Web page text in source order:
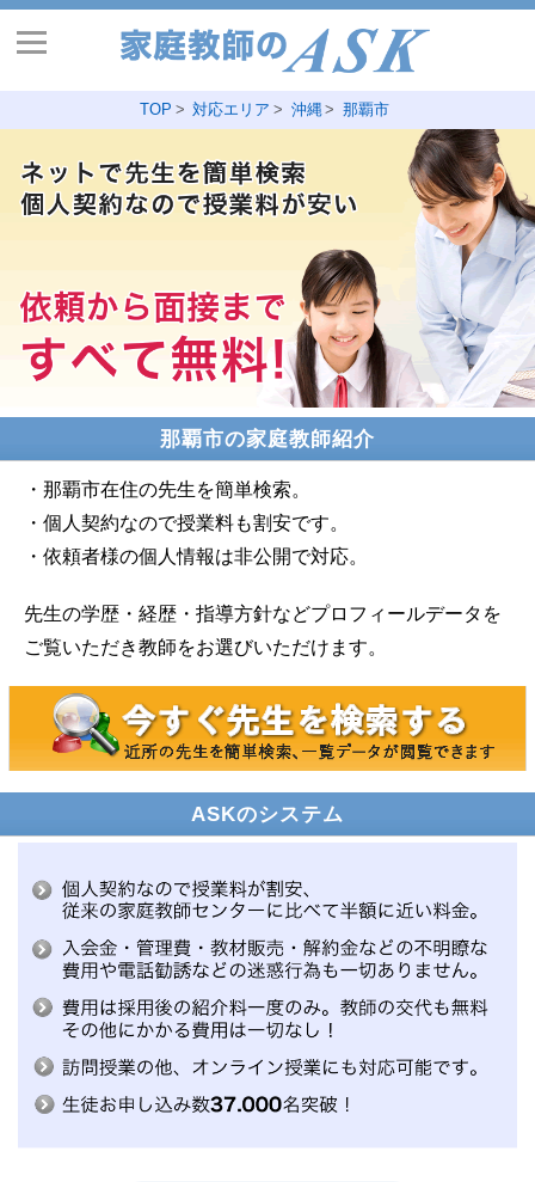
TOP 対応エリア 沖縄 那覇市
那覇市の家庭教師紹介
・那覇市在住の先生を簡単検索。
・個人契約なので授業料も割安です。
・依頼者様の個人情報は非公開で対応。
先生の学歴・経歴・指導方針などプロフィールデータを
ご覧いただき教師をお選びいただけます。
ASKのシステム